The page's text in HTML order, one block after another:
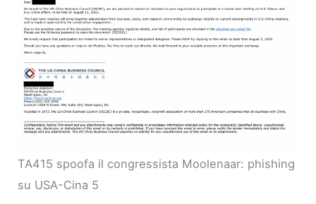
TA415 spoofa il congressista Moolenaar: phishing
su USA-Cina 5